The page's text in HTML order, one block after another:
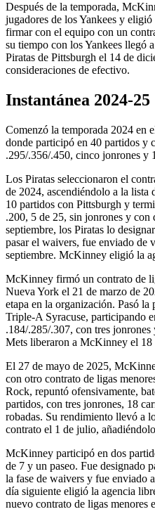
Después de la temporada,
jugadores de los Yankees y
firmar con el equipo con un
su tiempo con los Yankees llegó
Piratas de Pittsburgh el 14 de
consideraciones de efectivo.
Instantánea 2024-25
Comenzó la temporada 2024 en
donde participó en 40 partidos y
.295/.356/.450, cinco jonrones y
Los Piratas seleccionaron el
de 2024, ascendiéndolo a la lista
10 partidos con Pittsburgh y
.200, 5 de 25, sin jonrones y con
septiembre, los Piratas lo
pasar el waivers, fue enviado de
septiembre. McKinney eligió la
McKinney firmó un contrato de
Nueva York el 21 de marzo de
etapa en la organización. Pasó la
Triple-A Syracuse, participando
.184/.285/.307, con tres
Mets liberaron a McKinney el 18
El 27 de mayo de 2025,
con otro contrato de ligas
Rock, repuntó ofensivamente,
partidos, con tres jonrones, 18
robadas. Su rendimiento llevó a
contrato el 1 de julio,
McKinney participó en dos
de 7 y un paseo. Fue designado
la fase de waivers y fue enviado
día siguiente eligió la agencia
nuevo contrato de ligas menores